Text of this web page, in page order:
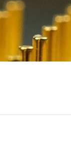
子
析仪
系统
测试系统